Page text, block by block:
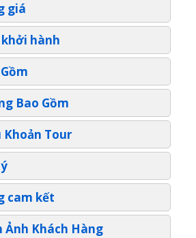
giá
khởi hành
Bao Gồm
Khoản Tour
cam kết
Ảnh Khách Hàng